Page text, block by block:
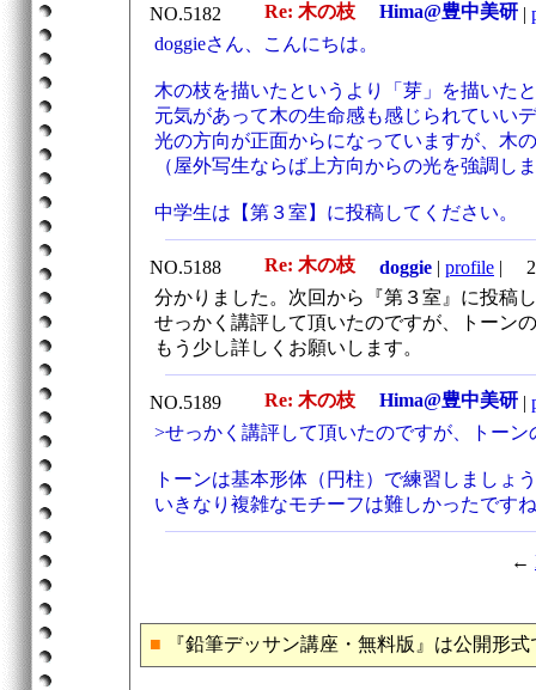
NO.5182 Re: 木の枝 Hima@豊中美研 |
doggieさん、こんにちは。
木の枝を描いたというより「芽」を描いた
元気があって木の生命感も感じられていい
光の方向が正面からになっていますが、木
（屋外写生ならば上方向からの光を強調し
中学生は【第３室】に投稿してください。
NO.5188 Re: 木の枝 doggie | profile |
分かりました。次回から『第３室』に投稿
せっかく講評して頂いたのですが、トーン
もう少し詳しくお願いします。
NO.5189 Re: 木の枝 Hima@豊中美研 |
>せっかく講評して頂いたのですが、トー
トーンは基本形体（円柱）で練習しましょ
いきなり複雑なモチーフは難しかったです
←
■ 『鉛筆デッサン講座・無料版』は公開形